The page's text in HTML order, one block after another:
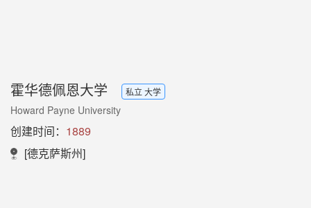
霍华德佩恩大学 私立 大学
Howard Payne University
创建时间： 1889
[德克萨斯州]